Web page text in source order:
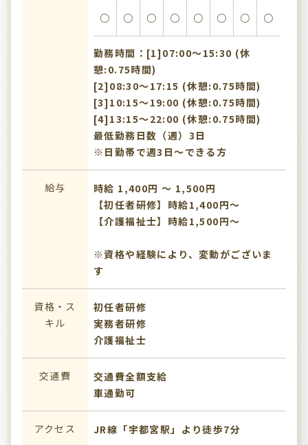
○ ○ ○ ○ ○ ○ ○ ○
勤務時間：[1]07:00〜15:30 (休
憩:0.75時間)
[2]08:30〜17:15 (休憩:0.75時間)
[3]10:15〜19:00 (休憩:0.75時間)
[4]13:15〜22:00 (休憩:0.75時間)
最低勤務日数（週）3日
※日勤帯で週3日～できる方
給与
時給 1,400円 〜 1,500円
【初任者研修】時給1,400円～
【介護福祉士】時給1,500円～
※資格や経験により、変動がございま
す
資格・ス
キル
初任者研修
実務者研修
介護福祉士
交通費
交通費全額支給
車通勤可
アクセス JR線「宇都宮駅」より徒歩7分